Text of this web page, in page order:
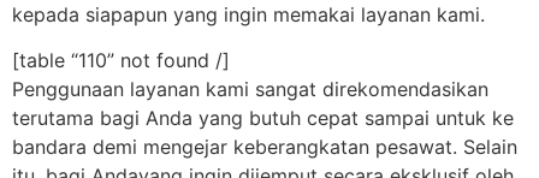
kepada siapapun yang ingin memakai layanan kami.
[table “110” not found /]
Penggunaan layanan kami sangat direkomendasikan
terutama bagi Anda yang butuh cepat sampai untuk ke
bandara demi mengejar keberangkatan pesawat. Selain